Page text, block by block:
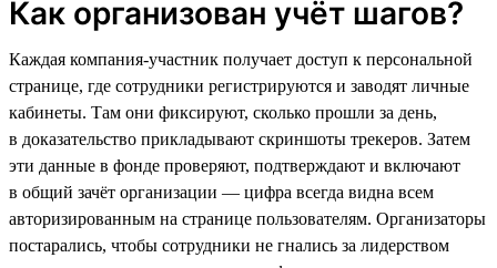
Как организован учёт шагов?
Каждая компания-участник получает доступ к персональной
странице, где сотрудники регистрируются и заводят личные
кабинеты. Там они фиксируют, сколько прошли за день,
в доказательство прикладывают скриншоты трекеров. Затем
эти данные в фонде проверяют, подтверждают и включают
в общий зачёт организации — цифра всегда видна всем
авторизированным на странице пользователям. Организаторы
постарались, чтобы сотрудники не гнались за лидерством